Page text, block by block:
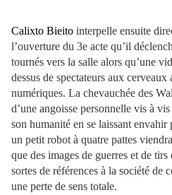
Calixto Bieito interpelle ensuite
l’ouverture du 3e acte qu’il
tournés vers la salle alors qu’une
dessus de spectateurs aux
numériques. La chevauchée des
d’une angoisse personnelle vis à
son humanité en se laissant
un petit robot à quatre pattes
que des images de guerres et de
sortes de références à la société de
une perte de sens totale.